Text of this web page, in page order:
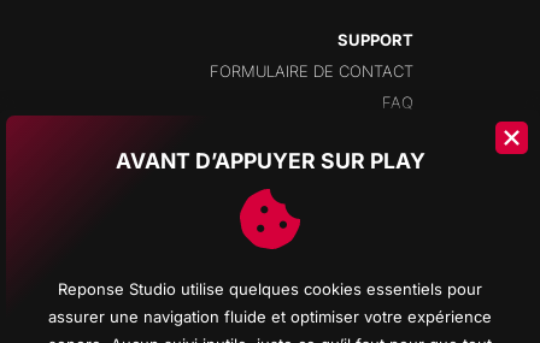
SUPPORT
FORMULAIRE DE CONTACT
FAQ
CHAMPS-MONTANTS 14A
SUISSE
AVANT D’APPUYER SUR PLAY
Reponse Studio utilise quelques cookies essentiels pour
assurer une navigation fluide et optimiser votre expérience